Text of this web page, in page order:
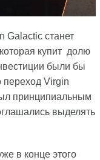
Galactic станет
купит долю
были бы
Virgin
принципиальным
выделять
в конце этого